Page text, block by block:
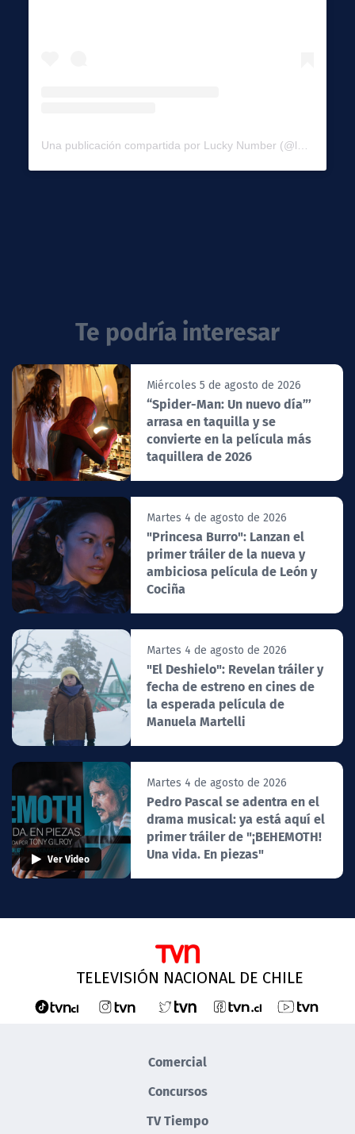
Una publicación compartida por Lucky Number (@luckynumber_films)
Te podría interesar
Miércoles 5 de agosto de 2026
“Spider-Man: Un nuevo día”’
arrasa en taquilla y se
convierte en la película más
taquillera de 2026
Martes 4 de agosto de 2026
"Princesa Burro": Lanzan el
primer tráiler de la nueva y
ambiciosa película de León y
Cociña
Martes 4 de agosto de 2026
"El Deshielo": Revelan tráiler y
fecha de estreno en cines de
la esperada película de
Manuela Martelli
Ver Video
Martes 4 de agosto de 2026
Pedro Pascal se adentra en el
drama musical: ya está aquí el
primer tráiler de "¡BEHEMOTH!
Una vida. En piezas"
TELEVISIÓN NACIONAL DE CHILE
Comercial
Concursos
TV Tiempo